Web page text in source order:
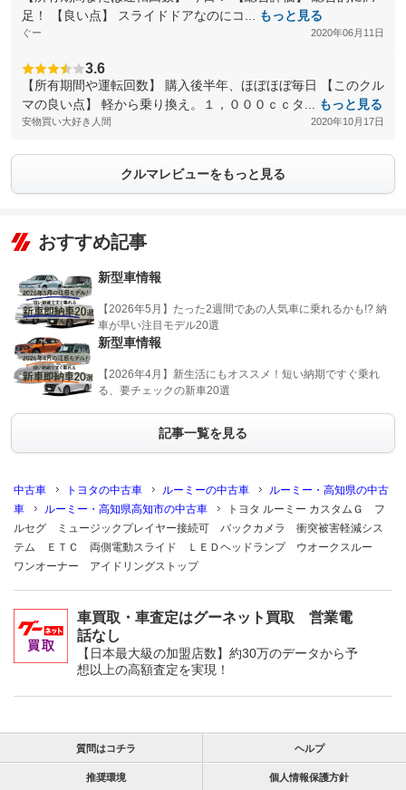
足！ 【良い点】 スライドドアなのにコ...
もっと見る
ぐー 2020年06月11日
3.6
【所有期間や運転回数】 購入後半年、ほぼほぼ毎日 【このクル
マの良い点】 軽から乗り換え。１，０００ｃｃタ...
もっと見る
安物買い大好き人間 2020年10月17日
クルマレビューをもっと見る
おすすめ記事
新型車情報
【2026年5月】たった2週間であの人気車に乗れるかも!? 納
車が早い注目モデル20選
新型車情報
【2026年4月】新生活にもオススメ！短い納期ですぐ乗れ
る、要チェックの新車20選
記事一覧を見る
中古車 トヨタの中古車 ルーミーの中古車
ルーミー・高知県の中古
車
ルーミー・高知県高知市の中古車
トヨタ ルーミー カスタムＧ フ
ルセグ ミュージックプレイヤー接続可 バックカメラ 衝突被害軽減シス
テム ＥＴＣ 両側電動スライド ＬＥＤヘッドランプ ウオークスルー
ワンオーナー アイドリングストップ
車買取・車査定はグーネット買取 営業電
話なし
【日本最大級の加盟店数】約30万のデータから予
想以上の高額査定を実現！
質問はコチラ ヘルプ
推奨環境 個人情報保護方針